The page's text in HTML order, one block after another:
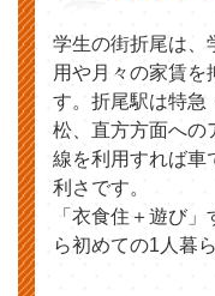
学生の街折尾は、
用や月々の家賃を
す。折尾駅は特急
松、直方方面への
線を利用すれば車
利さです。
「衣食住＋遊び
ら初めての1人暮